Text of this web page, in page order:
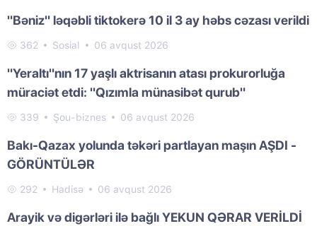
"Bəniz" ləqəbli tiktokerə 10 il 3 ay həbs cəzası verildi
362 Sosial 06 avqust 2026
"Yeraltı"nın 17 yaşlı aktrisanın atası prokurorluğa
müraciət etdi: "Qızımla münasibət qurub"
339 Şou-biznes 06 avqust 2026
Bakı-Qazax yolunda təkəri partlayan maşın AŞDI -
GÖRÜNTÜLƏR
292 Hadisə 06 avqust 2026
Arayik və digərləri ilə bağlı YEKUN QƏRAR VERİLDİ